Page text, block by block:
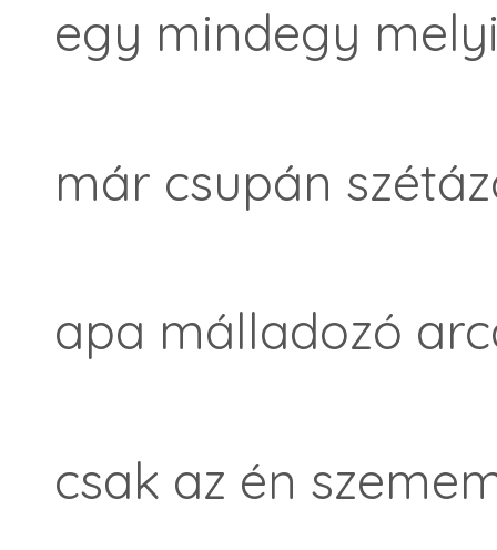
egy mindegy
már csupán
apa málladozó
csak az én